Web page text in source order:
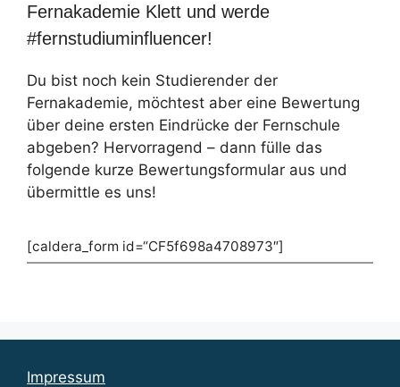
Fernakademie Klett und werde
#fernstudiuminfluencer!
Du bist noch kein Studierender der
Fernakademie, möchtest aber eine Bewertung
über deine ersten Eindrücke der Fernschule
abgeben? Hervorragend – dann fülle das
folgende kurze Bewertungsformular aus und
übermittle es uns!
[caldera_form id=“CF5f698a4708973″]
Impressum